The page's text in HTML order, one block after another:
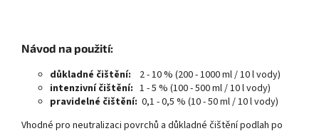
Návod na použití:
důkladné čištění: 2 - 10 % (200 - 1000 ml / 10 l vody)
intenzivní čištění: 1 - 5 % (100 - 500 ml / 10 l vody)
pravidelné čištění: 0,1 - 0,5 % (10 - 50 ml / 10 l vody)
Vhodné pro neutralizaci povrchů a důkladné čištění podlah po